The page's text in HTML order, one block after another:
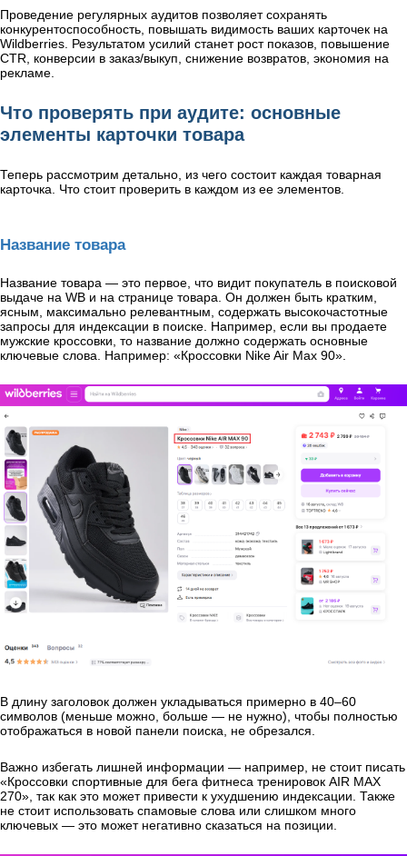
Проведение регулярных аудитов позволяет сохранять
конкурентоспособность, повышать видимость ваших карточек на
Wildberries. Результатом усилий станет рост показов, повышение
CTR, конверсии в заказ/выкуп, снижение возвратов, экономия на
рекламе.
Что проверять при аудите: основные
элементы карточки товара
Теперь рассмотрим детально, из чего состоит каждая товарная
карточка. Что стоит проверить в каждом из ее элементов.
Название товара
Название товара — это первое, что видит покупатель в поисковой
выдаче на WB и на странице товара. Он должен быть кратким,
ясным, максимально релевантным, содержать высокочастотные
запросы для индексации в поиске. Например, если вы продаете
мужские кроссовки, то название должно содержать основные
ключевые слова. Например: «Кроссовки Nike Air Max 90».
В длину заголовок должен укладываться примерно в 40–60
символов (меньше можно, больше — не нужно), чтобы полностью
отображаться в новой панели поиска, не обрезался.
Важно избегать лишней информации — например, не стоит писать
«Кроссовки спортивные для бега фитнеса тренировок AIR MAX
270», так как это может привести к ухудшению индексации. Также
не стоит использовать спамовые слова или слишком много
ключевых — это может негативно сказаться на позиции.